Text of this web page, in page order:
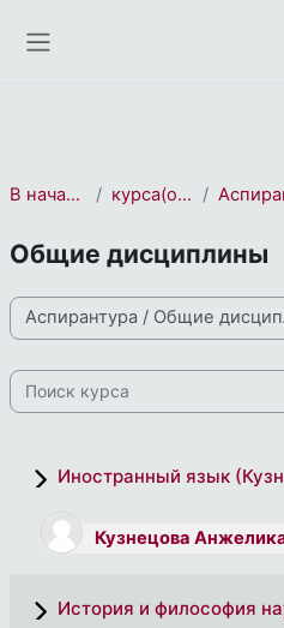
В начало курса(ов)
Общие дисциплины
Направления и профили
Поиск курса
Иностранный язык
Кузнецова
История и философия